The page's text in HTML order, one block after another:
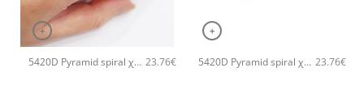
+
5420D Pyramid spiral χειροποίητο δαχτυλιδι Catherine bijoux Ροζ χρυσό 23.76€
+
5420D Pyramid spiral χειροποίητο δαχτυλιδι Catherine bijoux Ασημί 23.76€